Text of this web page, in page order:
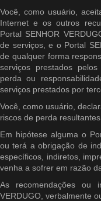
Você, como usuário,
Internet e os outros
Portal SENHOR
de serviços, e o Portal
de qualquer forma
serviços prestados
perda ou
serviços prestados por
Você, como usuário,
riscos de perda
Em hipótese alguma o
ou terá a obrigação de
específicos, indiretos,
venha a sofrer em razão
As recomendações ou
VERDUGO, verbalmente